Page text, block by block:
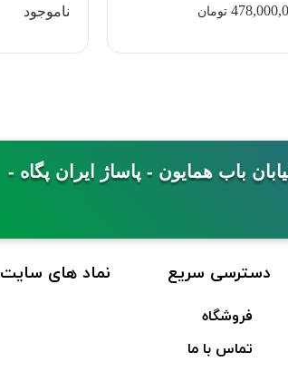
ناموجود
امام خمینی - خیابان باب همایون - پاساژ ایران پگاه -
دسترسی سریع
فروشگاه
تماس با ما
نماد های سایت